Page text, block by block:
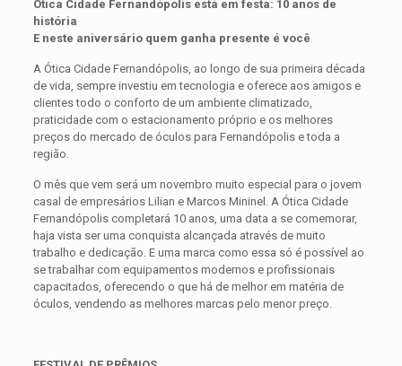
Ótica Cidade Fernandópolis está em festa: 10 anos de
história
E neste aniversário quem ganha presente é você
A Ótica Cidade Fernandópolis, ao longo de sua primeira década
de vida, sempre investiu em tecnologia e oferece aos amigos e
clientes todo o conforto de um ambiente climatizado,
praticidade com o estacionamento próprio e os melhores
preços do mercado de óculos para Fernandópolis e toda a
região.
O mês que vem será um novembro muito especial para o jovem
casal de empresários Lilian e Marcos Mininel. A Ótica Cidade
Fernandópolis completará 10 anos, uma data a se comemorar,
haja vista ser uma conquista alcançada através de muito
trabalho e dedicação. E uma marca como essa só é possível ao
se trabalhar com equipamentos modernos e profissionais
capacitados, oferecendo o que há de melhor em matéria de
óculos, vendendo as melhores marcas pelo menor preço.